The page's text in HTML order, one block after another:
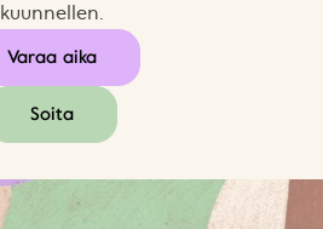
kuunnellen.
Varaa aika
Soita